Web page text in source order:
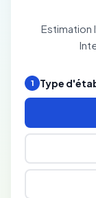
Estimation
1 Type